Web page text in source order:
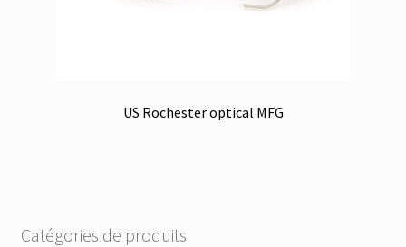
US Rochester optical MFG
Catégories de produits